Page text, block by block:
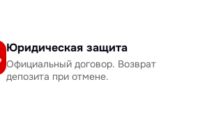
Юридическая защита
Официальный договор. Возврат
депозита при отмене.